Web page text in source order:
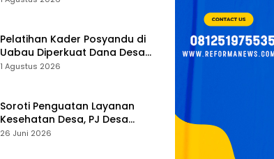
Pelatihan Kader Posyandu di
Uabau Diperkuat Dana Desa
2026, Remigius Bria Tekankan
1 Agustus 2026
Soroti Penguatan Layanan
Kesehatan Desa, PJ Desa
Kereana Willybrodus K. Khun,
26 Juni 2026